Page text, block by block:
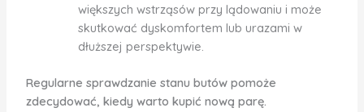
większych wstrząsów przy lądowaniu i może
skutkować dyskomfortem lub urazami w
dłuższej perspektywie.
Regularne sprawdzanie stanu butów pomoże
zdecydować, kiedy warto kupić nową parę.